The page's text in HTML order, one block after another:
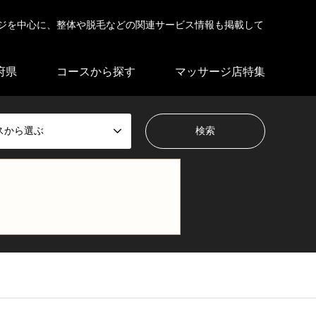
中心に、整体や脱毛などの関連サービス情報も掲載して
県 コースから探す マッサージ店特集
から選ぶ